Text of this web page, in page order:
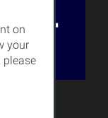
on
your
please